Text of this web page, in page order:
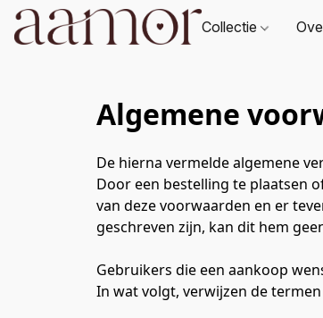
Collectie
Algemene
De hierna vermelde algemene
Door een bestelling te plaatsen
van deze voorwaarden en er
geschreven zijn, kan dit hem
Gebruikers die een aankoop
In wat volgt, verwijzen de termen